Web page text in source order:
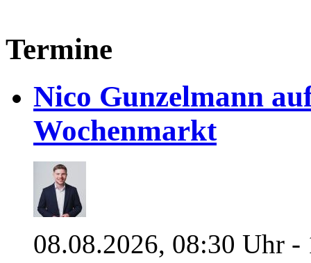
Termine
Nico Gunzelmann
Wochenmarkt
08.08.2026, 08:30 Uhr -